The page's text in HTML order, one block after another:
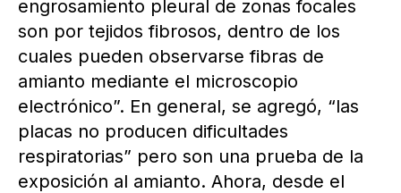
engrosamiento pleural de zonas focales
son por tejidos fibrosos, dentro de los
cuales pueden observarse fibras de
amianto mediante el microscopio
electrónico”. En general, se agregó, “las
placas no producen dificultades
respiratorias” pero son una prueba de la
exposición al amianto. Ahora, desde el